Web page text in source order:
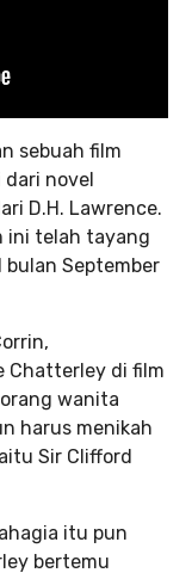
sebuah film
novel
D.H. Lawrence.
ini telah tayang
bulan September
Chatterley di film
wanita
harus menikah
Sir Clifford
itu pun
bertemu